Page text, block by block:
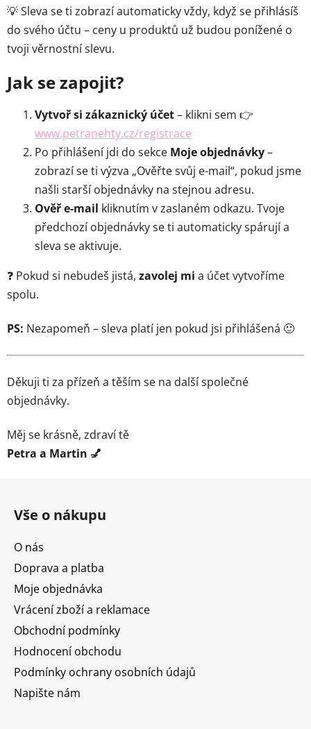
💡 Sleva se ti zobrazí automaticky vždy, když se přihlásíš
do svého účtu – ceny u produktů už budou ponížené o
tvoji věrnostní slevu.
Jak se zapojit?
Vytvoř si zákaznický účet– klikni sem 👉
www.petranehty.cz/registrace
Po přihlášení jdi do sekce Moje objednávky–
zobrazí se ti výzva „Ověřte svůj e-mail“, pokud jsme
našli starší objednávky na stejnou adresu.
Ověř e-mail kliknutím v zaslaném odkazu. Tvoje
předchozí objednávky se ti automaticky spárují a
sleva se aktivuje.
❓ Pokud si nebudeš jistá, zavolej mi a účet vytvoříme
spolu.
PS: Nezapomeň – sleva platí jen pokud jsi přihlášená 🙂
Děkuji ti za přízeň a těším se na další společné
objednávky.
Měj se krásně, zdraví tě
Petra a Martin 💅
Vše o nákupu
O nás
Doprava a platba
Moje objednávka
Vrácení zboží a reklamace
Obchodní podmínky
Hodnocení obchodu
Podmínky ochrany osobních údajů
Napište nám